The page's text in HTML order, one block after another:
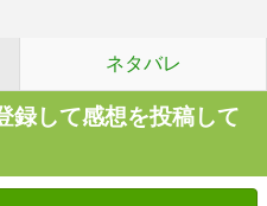
ネタバレ
録して感想を投稿して